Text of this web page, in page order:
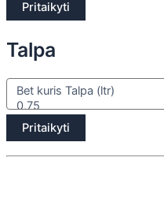
Pritaikyti
Talpa
Pritaikyti